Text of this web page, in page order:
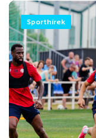
Sporthírek